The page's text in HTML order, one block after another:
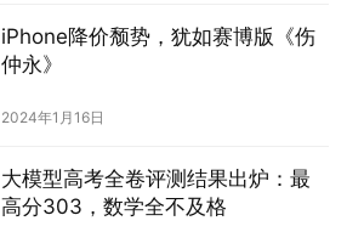
iPhone降价颓势，犹如赛博版《伤
仲永》
2024年1月16日
大模型高考全卷评测结果出炉：最
高分303，数学全不及格